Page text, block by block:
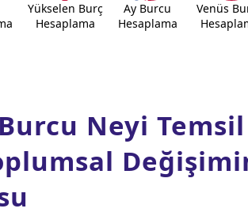
Yükselen Burç
Hesaplama
Ay Burcu
Hesaplama
Venüs
Neyi Temsil